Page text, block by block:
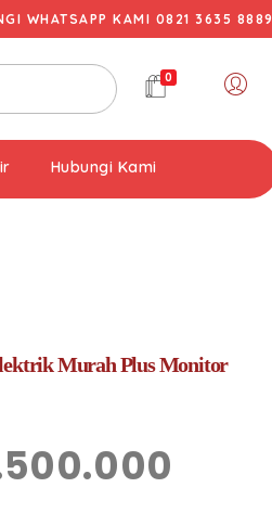
WHATSAPP KAMI 0821 3635 8889
0
Hubungi Kami
Murah Plus Monitor